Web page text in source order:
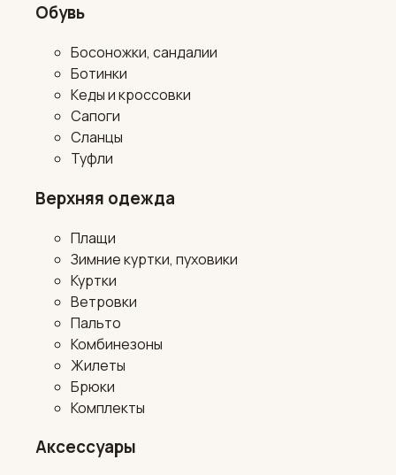
Обувь
Босоножки, сандалии
Ботинки
Кеды и кроссовки
Сапоги
Сланцы
Туфли
Верхняя одежда
Плащи
Зимние куртки, пуховики
Куртки
Ветровки
Пальто
Комбинезоны
Жилеты
Брюки
Комплекты
Аксессуары